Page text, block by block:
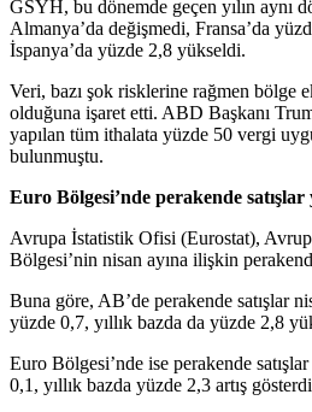
GSYH, bu dönemde geçen yılın aynı
Almanya’da değişmedi, Fransa’da
İspanya’da yüzde 2,8 yükseldi.
Veri, bazı şok risklerine rağmen bölge
olduğuna işaret etti. ABD Başkanı
yapılan tüm ithalata yüzde 50 vergi
bulunmuştu.
Euro Bölgesi’nde perakende
Avrupa İstatistik Ofisi (Eurostat),
Bölgesi’nin nisan ayına ilişkin
Buna göre, AB’de perakende satışlar
yüzde 0,7, yıllık bazda da yüzde 2,8
Euro Bölgesi’nde ise perakende
0,1, yıllık bazda yüzde 2,3 artış